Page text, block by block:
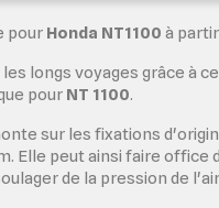
pour Honda NT1100 à
longs voyages grâce à ce
pour NT 1100.
sur les fixations
Elle peut ainsi faire office
de la pression de